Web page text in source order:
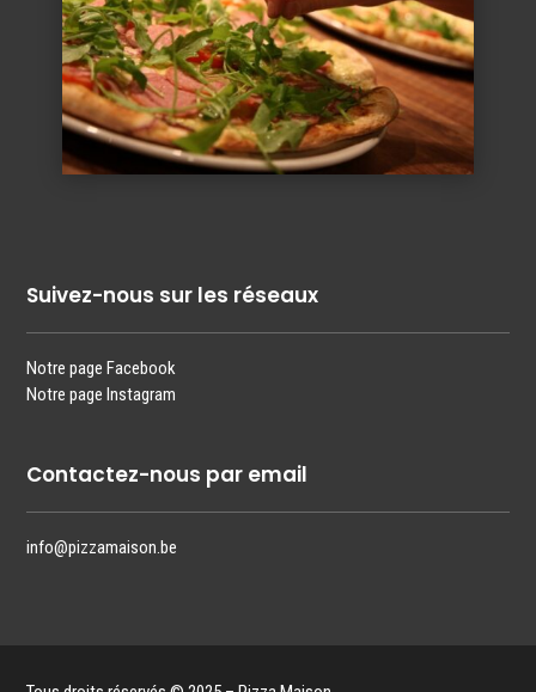
Suivez-nous sur les réseaux
Notre page Facebook
Notre page Instagram
Contactez-nous par email
info@pizzamaison.be